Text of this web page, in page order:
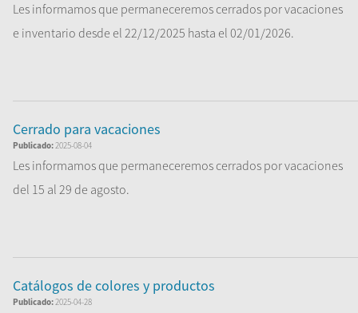
Les informamos que permaneceremos cerrados por vacaciones
e inventario desde el 22/12/2025 hasta el 02/01/2026.
Cerrado para vacaciones
Publicado:2025-08-04
Les informamos que permaneceremos cerrados por vacaciones
del 15 al 29 de agosto.
Catálogos de colores y productos
Publicado:2025-04-28